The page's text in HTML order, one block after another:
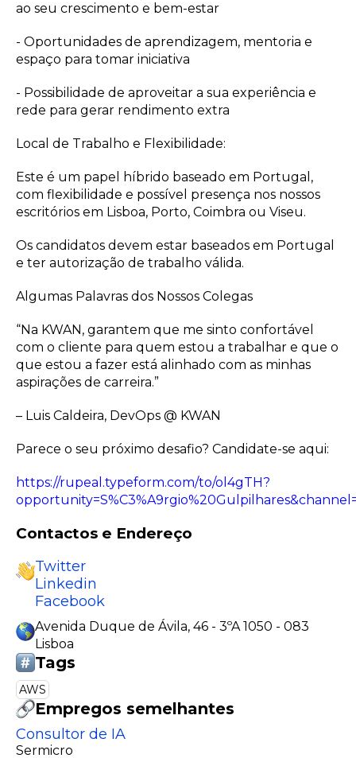
ao seu crescimento e bem-estar
- Oportunidades de aprendizagem, mentoria e
espaço para tomar iniciativa
- Possibilidade de aproveitar a sua experiência e
rede para gerar rendimento extra
Local de Trabalho e Flexibilidade:
Este é um papel híbrido baseado em Portugal,
com flexibilidade e possível presença nos nossos
escritórios em Lisboa, Porto, Coimbra ou Viseu.
Os candidatos devem estar baseados em Portugal
e ter autorização de trabalho válida.
Algumas Palavras dos Nossos Colegas
“Na KWAN, garantem que me sinto confortável
com o cliente para quem estou a trabalhar e que o
que estou a fazer está alinhado com as minhas
aspirações de carreira.”
– Luis Caldeira, DevOps @ KWAN
Parece o seu próximo desafio? Candidate-se aqui:
https://rupeal.typeform.com/to/ol4gTH?
Contactos e Endereço
Twitter
Linkedin
Facebook
Avenida Duque de Ávila, 46 - 3ºA 1050 - 083
Lisboa
Tags
AWS
Empregos semelhantes
Consultor de IA
Sermicro